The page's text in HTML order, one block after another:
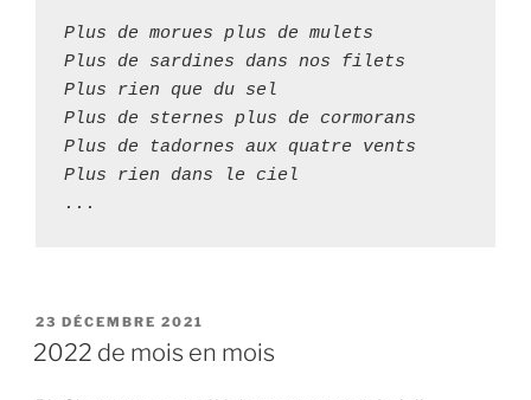
Plus de morues plus de mulets
Plus de sardines dans nos filets
Plus rien que du sel
Plus de sternes plus de cormorans
Plus de tadornes aux quatre vents
Plus rien dans le ciel
...
PUBLIÉ
LE
23 DÉCEMBRE 2021
2022 de mois en mois